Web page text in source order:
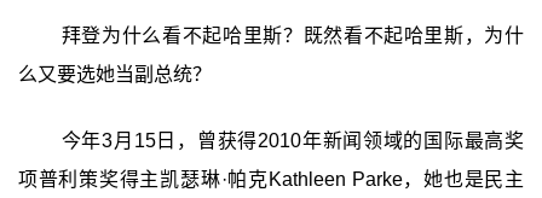
拜登为什么看不起哈里斯？既然看不起哈里斯，为什
么又要选她当副总统？
今年3月15日，曾获得2010年新闻领域的国际最高奖
项普利策奖得主凯瑟琳·帕克Kathleen Parke，她也是民主